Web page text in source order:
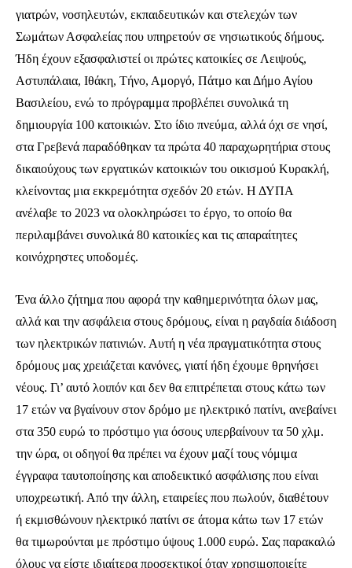
γιατρών, νοσηλευτών, εκπαιδευτικών και στελεχών των
Σωμάτων Ασφαλείας που υπηρετούν σε νησιωτικούς δήμους.
Ήδη έχουν εξασφαλιστεί οι πρώτες κατοικίες σε Λειψούς,
Αστυπάλαια, Ιθάκη, Τήνο, Αμοργό, Πάτμο και Δήμο Αγίου
Βασιλείου, ενώ το πρόγραμμα προβλέπει συνολικά τη
δημιουργία 100 κατοικιών. Στο ίδιο πνεύμα, αλλά όχι σε νησί,
στα Γρεβενά παραδόθηκαν τα πρώτα 40 παραχωρητήρια στους
δικαιούχους των εργατικών κατοικιών του οικισμού Κυρακλή,
κλείνοντας μια εκκρεμότητα σχεδόν 20 ετών. Η ΔΥΠΑ
ανέλαβε το 2023 να ολοκληρώσει το έργο, το οποίο θα
περιλαμβάνει συνολικά 80 κατοικίες και τις απαραίτητες
κοινόχρηστες υποδομές.
Ένα άλλο ζήτημα που αφορά την καθημερινότητα όλων μας,
αλλά και την ασφάλεια στους δρόμους, είναι η ραγδαία διάδοση
των ηλεκτρικών πατινιών. Αυτή η νέα πραγματικότητα στους
δρόμους μας χρειάζεται κανόνες, γιατί ήδη έχουμε θρηνήσει
νέους. Γι’ αυτό λοιπόν και δεν θα επιτρέπεται στους κάτω των
17 ετών να βγαίνουν στον δρόμο με ηλεκτρικό πατίνι, ανεβαίνει
στα 350 ευρώ το πρόστιμο για όσους υπερβαίνουν τα 50 χλμ.
την ώρα, οι οδηγοί θα πρέπει να έχουν μαζί τους νόμιμα
έγγραφα ταυτοποίησης και αποδεικτικό ασφάλισης που είναι
υποχρεωτική. Από την άλλη, εταιρείες που πωλούν, διαθέτουν
ή εκμισθώνουν ηλεκτρικό πατίνι σε άτομα κάτω των 17 ετών
θα τιμωρούνται με πρόστιμο ύψους 1.000 ευρώ. Σας παρακαλώ
όλους να είστε ιδιαίτερα προσεκτικοί όταν χρησιμοποιείτε